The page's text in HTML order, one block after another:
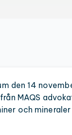
den 14
MAQS
och